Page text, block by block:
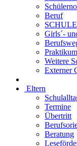
Beruf
Girls´-
Praktikum
Weitere
Externer
Eltern
Termine
Übertritt
Beratung